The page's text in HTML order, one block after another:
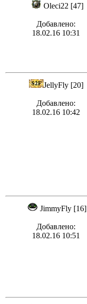
Oleci22 [47]
Добавлено:
18.02.16 10:31
JellyFly [20]
Добавлено:
18.02.16 10:42
JimmyFly [16]
Добавлено:
18.02.16 10:51